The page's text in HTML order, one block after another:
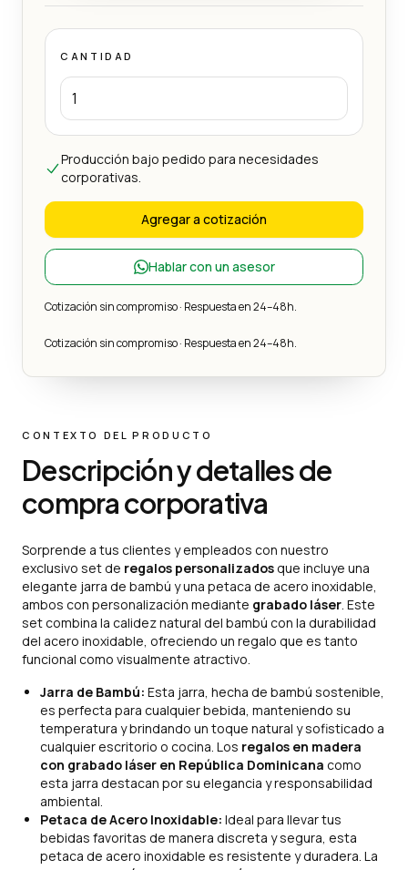
CANTIDAD
Producción bajo pedido para necesidades
corporativas.
Agregar a cotización
Hablar con un asesor
Cotización sin compromiso · Respuesta en 24–48h.
Cotización sin compromiso · Respuesta en 24–48h.
CONTEXTO DEL PRODUCTO
Descripción y detalles de
compra corporativa
Sorprende a tus clientes y empleados con nuestro
exclusivo set de regalos personalizados que incluye una
elegante jarra de bambú y una petaca de acero inoxidable,
ambos con personalización mediante grabado láser . Este
set combina la calidez natural del bambú con la durabilidad
del acero inoxidable, ofreciendo un regalo que es tanto
funcional como visualmente atractivo.
Jarra de Bambú: Esta jarra, hecha de bambú sostenible,
es perfecta para cualquier bebida, manteniendo su
temperatura y brindando un toque natural y sofisticado a
cualquier escritorio o cocina. Los regalos en madera
con grabado láser en República Dominicana como
esta jarra destacan por su elegancia y responsabilidad
ambiental.
Petaca de Acero Inoxidable: Ideal para llevar tus
bebidas favoritas de manera discreta y segura, esta
petaca de acero inoxidable es resistente y duradera. La